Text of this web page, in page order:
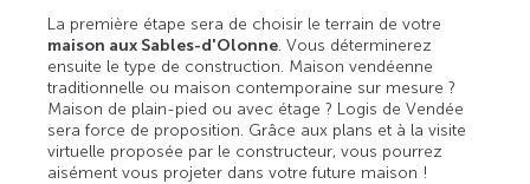
La première étape sera de choisir le terrain de votre
maison aux Sables-d'Olonne. Vous déterminerez
ensuite le type de construction. Maison vendéenne
traditionnelle ou maison contemporaine sur mesure ?
Maison de plain-pied ou avec étage ? Logis de Vendée
sera force de proposition. Grâce aux plans et à la visite
virtuelle proposée par le constructeur, vous pourrez
aisément vous projeter dans votre future maison !